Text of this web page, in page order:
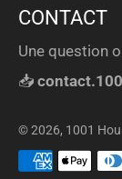
CONTACT
Une question
📥
© 2026, 1001
Méthodes
de